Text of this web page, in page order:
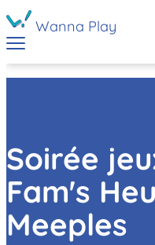
Wanna Play
Soirée
Fam's
Meeples